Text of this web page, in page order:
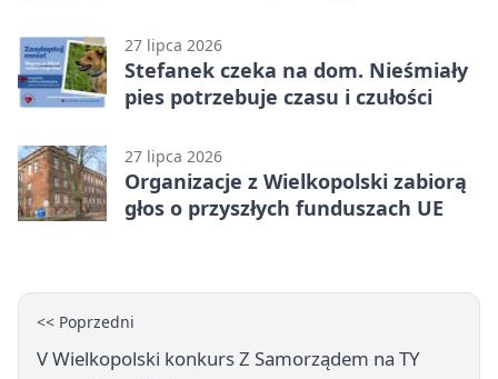
27 lipca 2026
Stefanek czeka na dom. Nieśmiały
pies potrzebuje czasu i czułości
27 lipca 2026
Organizacje z Wielkopolski zabiorą
głos o przyszłych funduszach UE
<< Poprzedni
V Wielkopolski konkurs Z Samorządem na TY